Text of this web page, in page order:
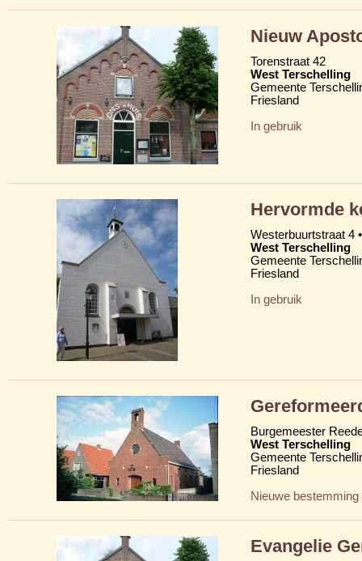
Nieuw
Torenstraat 42
West Terschelling
Gemeente
Friesland
In gebruik
Hervormde
Westerbuurtstraat 4
West Terschelling
Gemeente
Friesland
In gebruik
Burgemeester
West Terschelling
Gemeente
Friesland
Nieuwe bestemming
Evangelie